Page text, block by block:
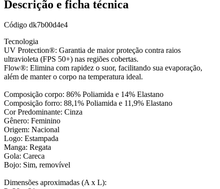
Descrição e ficha técnica
Código dk7b00d4e4
Tecnologia
UV Protection®: Garantia de maior proteção contra raios
ultravioleta (FPS 50+) nas regiões cobertas.
Flow®: Elimina com rapidez o suor, facilitando sua evaporação,
além de manter o corpo na temperatura ideal.
Composição corpo: 86% Poliamida e 14% Elastano
Composição forro: 88,1% Poliamida e 11,9% Elastano
Cor Predominante: Cinza
Gênero: Feminino
Origem: Nacional
Logo: Estampada
Manga: Regata
Gola: Careca
Bojo: Sim, removível
Dimensões aproximadas (A x L):